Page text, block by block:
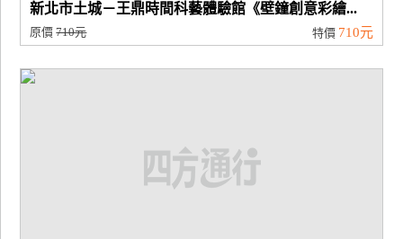
新北市土城－王鼎時間科藝體驗館《壁鐘創意彩繪...
原價710元 特價 710元